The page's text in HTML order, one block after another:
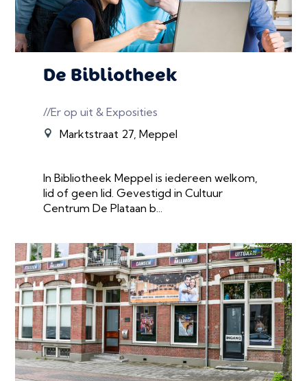
De Bibliotheek
//Er op uit & Exposities
Marktstraat 27, Meppel
In Bibliotheek Meppel is iedereen welkom,
lid of geen lid. Gevestigd in Cultuur
Centrum De Plataan b...